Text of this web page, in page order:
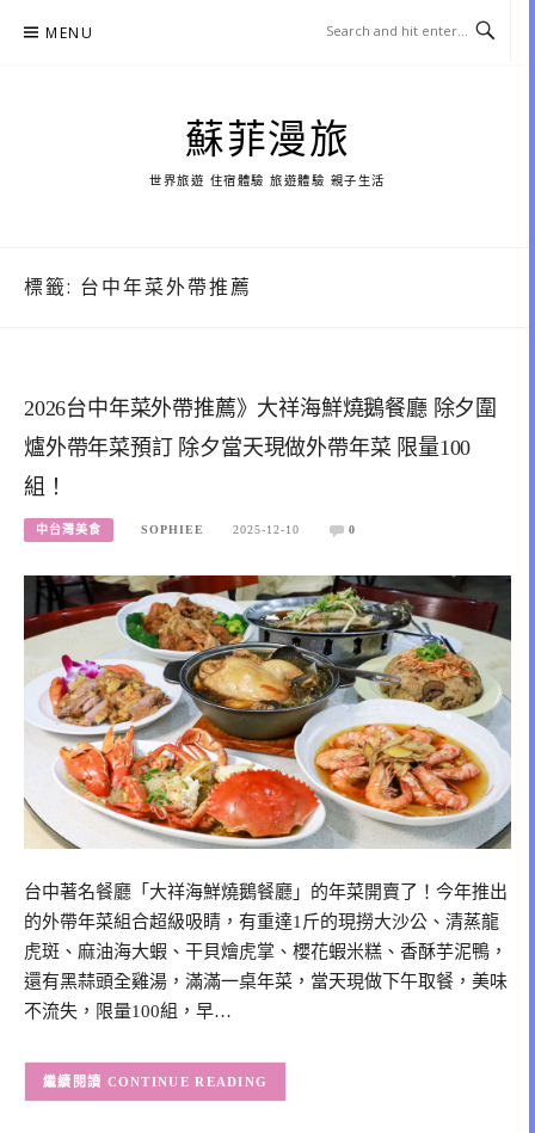
MENU
蘇菲漫旅
世界旅遊 住宿體驗 旅遊體驗 親子生活
標籤: 台中年菜外帶推薦
2026台中年菜外帶推薦》大祥海鮮燒鵝餐廳 除夕圍
爐外帶年菜預訂 除夕當天現做外帶年菜 限量100
組！
中台灣美食 SOPHIEE 2025-12-10 0
台中著名餐廳「大祥海鮮燒鵝餐廳」的年菜開賣了！今年推出
的外帶年菜組合超級吸睛，有重達1斤的現撈大沙公、清蒸龍
虎斑、麻油海大蝦、干貝燴虎掌、櫻花蝦米糕、香酥芋泥鴨，
還有黑蒜頭全雞湯，滿滿一桌年菜，當天現做下午取餐，美味
不流失，限量100組，早…
CONTINUE READING